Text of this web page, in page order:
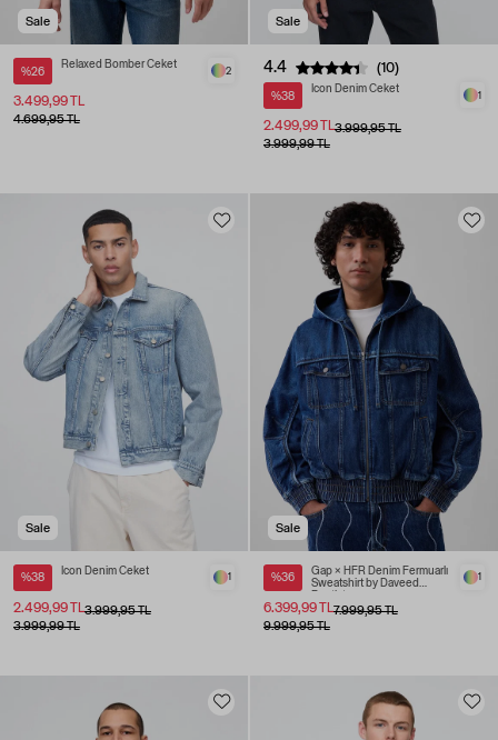
Sale
%26
Relaxed Bomber Ceket
3.499,99 TL
2
4.699,95 TL
Sale
4.4 (10)
%38
Icon Denim Ceket
3.999,95 TL
2.499,99 TL
1
3.999,99 TL
Sale
%38
Icon Denim Ceket
3.999,95 TL
2.499,99 TL
1
3.999,99 TL
Sale
%36
Gap × HFR Denim Fermuarlı
Sweatshirt by Daveed
Baptiste
7.999,95 TL
6.399,99 TL
1
9.999,95 TL